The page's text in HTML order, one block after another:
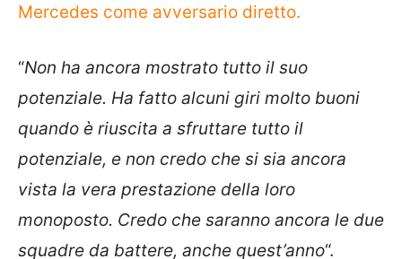
Mercedes come avversario diretto.
“Non ha ancora mostrato tutto il suo
potenziale. Ha fatto alcuni giri molto buoni
quando è riuscita a sfruttare tutto il
potenziale, e non credo che si sia ancora
vista la vera prestazione della loro
monoposto. Credo che saranno ancora le due
squadre da battere, anche quest’anno“.